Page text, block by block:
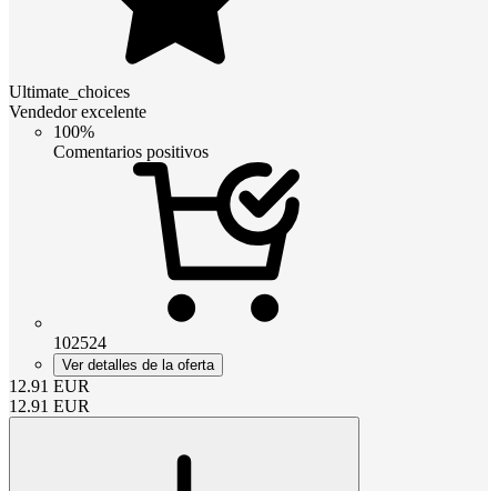
Ultimate_choices
Vendedor excelente
100%
Comentarios positivos
102524
Ver detalles de la oferta
12.91 EUR
12.91 EUR